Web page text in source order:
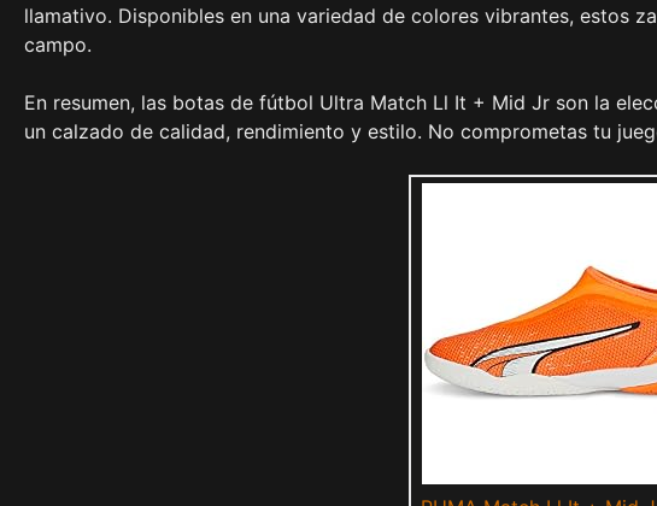
llamativo. Disponibles en una variedad de colores vibrantes, estos
campo.
En resumen, las botas de fútbol Ultra Match Ll It + Mid Jr son la
un calzado de calidad, rendimiento y estilo. No comprometas tu